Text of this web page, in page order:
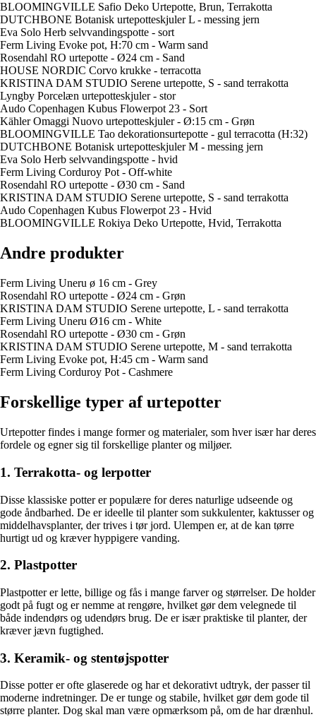
BLOOMINGVILLE Safio Deko Urtepotte, Brun, Terrakotta
DUTCHBONE Botanisk urtepotteskjuler L - messing jern
Eva Solo Herb selvvandingspotte - sort
Ferm Living Evoke pot, H:70 cm - Warm sand
Rosendahl RO urtepotte - Ø24 cm - Sand
HOUSE NORDIC Corvo krukke - terracotta
KRISTINA DAM STUDIO Serene urtepotte, S - sand terrakotta
Lyngby Porcelæn urtepotteskjuler - stor
Audo Copenhagen Kubus Flowerpot 23 - Sort
Kähler Omaggi Nuovo urtepotteskjuler - Ø:15 cm - Grøn
BLOOMINGVILLE Tao dekorationsurtepotte - gul terracotta (H:32)
DUTCHBONE Botanisk urtepotteskjuler M - messing jern
Eva Solo Herb selvvandingspotte - hvid
Ferm Living Corduroy Pot - Off-white
Rosendahl RO urtepotte - Ø30 cm - Sand
KRISTINA DAM STUDIO Serene urtepotte, S - sand terrakotta
Audo Copenhagen Kubus Flowerpot 23 - Hvid
BLOOMINGVILLE Rokiya Deko Urtepotte, Hvid, Terrakotta
Andre produkter
Ferm Living Uneru ø 16 cm - Grey
Rosendahl RO urtepotte - Ø24 cm - Grøn
KRISTINA DAM STUDIO Serene urtepotte, L - sand terrakotta
Ferm Living Uneru Ø16 cm - White
Rosendahl RO urtepotte - Ø30 cm - Grøn
KRISTINA DAM STUDIO Serene urtepotte, M - sand terrakotta
Ferm Living Evoke pot, H:45 cm - Warm sand
Ferm Living Corduroy Pot - Cashmere
Forskellige typer af urtepotter
Urtepotter findes i mange former og materialer, som hver især har deres
fordele og egner sig til forskellige planter og miljøer.
1. Terrakotta- og lerpotter
Disse klassiske potter er populære for deres naturlige udseende og
gode åndbarhed. De er ideelle til planter som sukkulenter, kaktusser og
middelhavsplanter, der trives i tør jord. Ulempen er, at de kan tørre
hurtigt ud og kræver hyppigere vanding.
2. Plastpotter
Plastpotter er lette, billige og fås i mange farver og størrelser. De holder
godt på fugt og er nemme at rengøre, hvilket gør dem velegnede til
både indendørs og udendørs brug. De er især praktiske til planter, der
kræver jævn fugtighed.
3. Keramik- og stentøjspotter
Disse potter er ofte glaserede og har et dekorativt udtryk, der passer til
moderne indretninger. De er tunge og stabile, hvilket gør dem gode til
større planter. Dog skal man være opmærksom på, om de har drænhul.